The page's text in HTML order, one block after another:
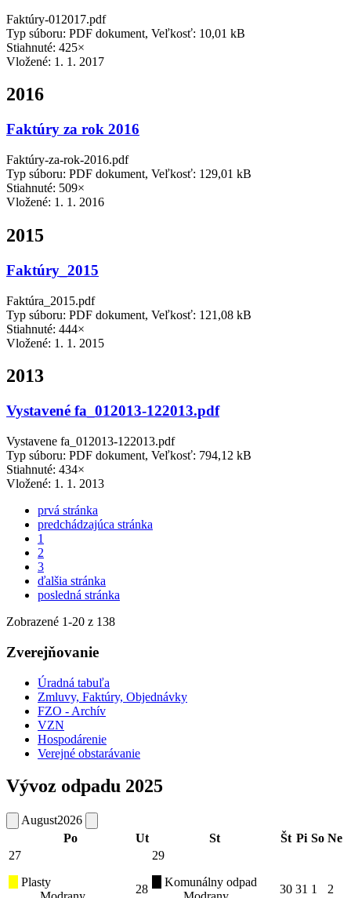
Faktúry-012017.pdf
Typ súboru: PDF dokument, Veľkosť: 10,01 kB
Stiahnuté: 425×
Vložené: 1. 1. 2017
2016
Faktúry za rok 2016
Faktúry-za-rok-2016.pdf
Typ súboru: PDF dokument, Veľkosť: 129,01 kB
Stiahnuté: 509×
Vložené: 1. 1. 2016
2015
Faktúry_2015
Faktúra_2015.pdf
Typ súboru: PDF dokument, Veľkosť: 121,08 kB
Stiahnuté: 444×
Vložené: 1. 1. 2015
2013
Vystavené fa_012013-122013.pdf
Vystavene fa_012013-122013.pdf
Typ súboru: PDF dokument, Veľkosť: 794,12 kB
Stiahnuté: 434×
Vložené: 1. 1. 2013
prvá stránka
predchádzajúca stránka
1
2
3
ďalšia stránka
posledná stránka
Zobrazené 1-20 z 138
Zverejňovanie
Úradná tabuľa
Zmluvy, Faktúry, Objednávky
FZO - Archív
VZN
Hospodárenie
Verejné obstarávanie
Vývoz odpadu 2025
August2026
Po
Ut St Št Pi So Ne
27
Plasty
28
29
Komunálny odpad
30 31 1 2